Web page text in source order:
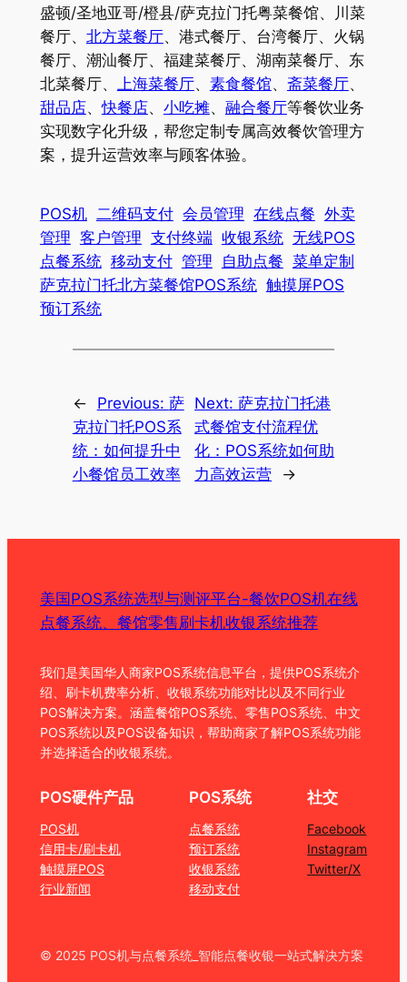
盛顿/圣地亚哥/橙县/萨克拉门托粤菜餐馆、川菜
餐厅、 北方菜餐厅、港式餐厅、台湾餐厅、火锅
餐厅、潮汕餐厅、福建菜餐厅、湖南菜餐厅、东
北菜餐厅、 上海菜餐厅、 素食餐馆、 斋菜餐厅、
甜品店、快餐店、 小吃摊、 融合餐厅等餐饮业务
实现数字化升级，帮您定制专属高效餐饮管理方
案，提升运营效率与顾客体验。
POS机 二维码支付 会员管理 在线点餐 外卖
管理 客户管理 支付终端 收银系统 无线POS
点餐系统 移动支付 管理 自助点餐 菜单定制
萨克拉门托北方菜餐馆POS系统 触摸屏POS
预订系统
← Previous: 萨
克拉门托POS系
统：如何提升中
小餐馆员工效率
Next:萨克拉门托港
式餐馆支付流程优
化：POS系统如何助
力高效运营
→
美国POS系统选型与测评平台-餐饮POS机在线
点餐系统、餐馆零售刷卡机收银系统推荐
我们是美国华人商家POS系统信息平台，提供POS系统介
绍、刷卡机费率分析、收银系统功能对比以及不同行业
POS解决方案。涵盖餐馆POS系统、零售POS系统、中文
POS系统以及POS设备知识，帮助商家了解POS系统功能
并选择适合的收银系统。
POS硬件产品
POS机
信用卡/刷卡机
触摸屏POS
行业新闻
POS系统
点餐系统
预订系统
收银系统
移动支付
社交
Facebook
Instagram
Twitter/X
© 2025 POS机与点餐系统_智能点餐收银一站式解决方案